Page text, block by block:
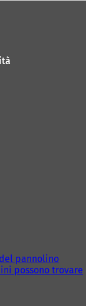
pannolino
possono trovare